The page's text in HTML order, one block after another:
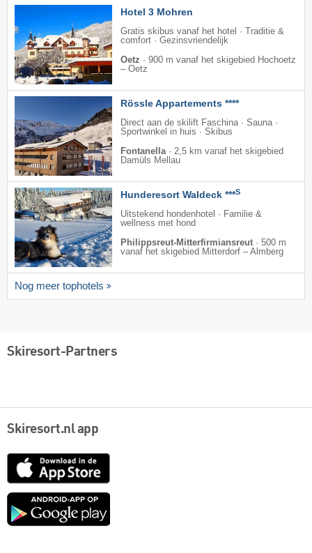
Hotel 3 Mohren
Gratis skibus vanaf het hotel · Traditie &
comfort · Gezinsvriendelijk
Oetz · 900 m vanaf het skigebied Hochoetz
– Oetz
Rössle Appartements ****
Direct aan de skilift Faschina · Sauna ·
Sportwinkel in huis · Skibus
Fontanella · 2,5 km vanaf het skigebied
Damüls Mellau
Hunderesort Waldeck ***S
Uitstekend hondenhotel · Familie &
wellness met hond
Philippsreut-Mitterfirmiansreut · 500 m
vanaf het skigebied Mitterdorf – Almberg
Nog meer tophotels
Skiresort-Partners
Skiresort.nl app
App
Google